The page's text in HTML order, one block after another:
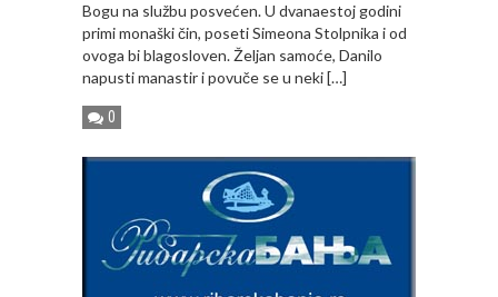
Bogu na službu posvećen. U dvanaestoj godini
primi monaški čin, poseti Simeona Stolpnika i od
ovoga bi blagosloven. Željan samoće, Danilo
napusti manastir i povuče se u neki […]
0